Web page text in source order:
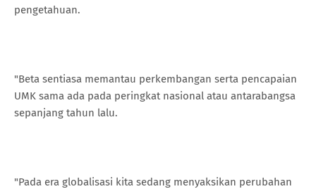
pengetahuan.
"Beta sentiasa memantau perkembangan serta pencapaian
UMK sama ada pada peringkat nasional atau antarabangsa
sepanjang tahun lalu.
"Pada era globalisasi kita sedang menyaksikan perubahan